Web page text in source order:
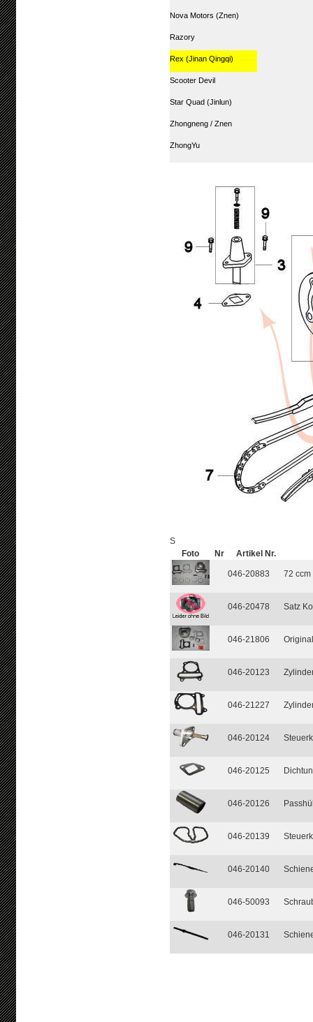
Nova Motors (Znen)
Razory
Rex (Jinan Qingqi)
Scooter Devil
Star Quad (Jinlun)
Zhongneng / Znen
ZhongYu
S
Foto
Nr Artikel Nr.
046-20883 72 ccm
046-20478 Satz
046-21806
046-20123
046-21227
046-20124
046-20125
046-20126
046-20139
046-20140
046-50093
046-20131